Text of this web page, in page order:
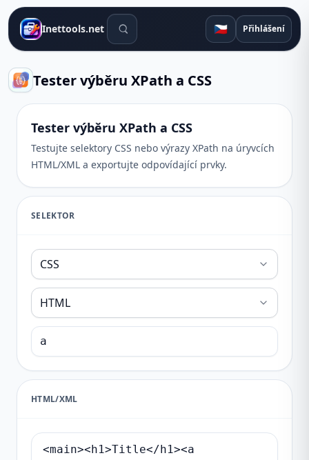
Inettools.net Vyhledávací nástroje 🇨🇿 Přihlášení
Tester výběru XPath a CSS
Tester výběru XPath a CSS
Testujte selektory CSS nebo výrazy XPath na úryvcích
HTML/XML a exportujte odpovídající prvky.
SELEKTOR
HTML/XML